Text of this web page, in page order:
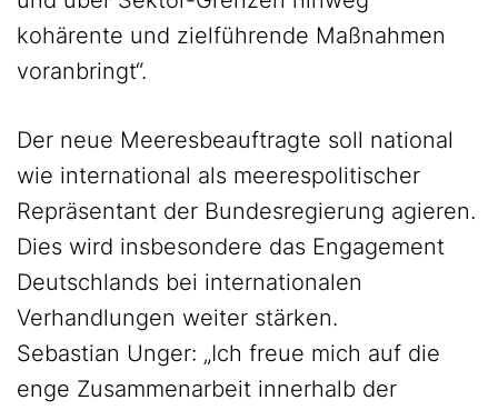
kohärente und zielführende Maßnahmen
voranbringt“.
Der neue Meeresbeauftragte soll national
wie international als meerespolitischer
Repräsentant der Bundesregierung agieren.
Dies wird insbesondere das Engagement
Deutschlands bei internationalen
Verhandlungen weiter stärken.
Sebastian Unger: „Ich freue mich auf die
enge Zusammenarbeit innerhalb der